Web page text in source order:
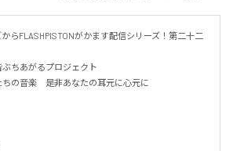
らFLASHPISTONがかます配信シリーズ！第二十二
ちあがるプロジェクト
の音楽　是非あなたの耳元に心元に